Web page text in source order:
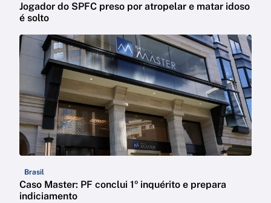
Jogador do SPFC preso por atropelar e matar idoso
é solto
Brasil
Caso Master: PF conclui 1º inquérito e prepara
indiciamento